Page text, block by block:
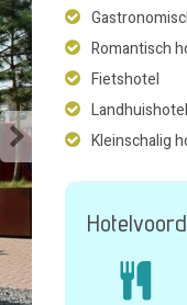
Romantisch
Fietshotel
Landhuishotel
Kleinschalig